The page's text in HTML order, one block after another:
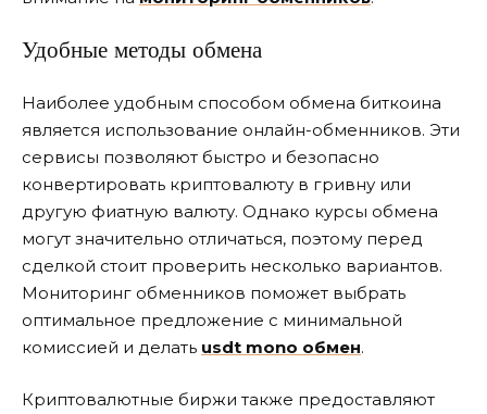
Удобные методы обмена
Наиболее удобным способом обмена биткоина
является использование онлайн-обменников. Эти
сервисы позволяют быстро и безопасно
конвертировать криптовалюту в гривну или
другую фиатную валюту. Однако курсы обмена
могут значительно отличаться, поэтому перед
сделкой стоит проверить несколько вариантов.
Мониторинг обменников поможет выбрать
оптимальное предложение с минимальной
комиссией и делать usdt mono обмен.
Криптовалютные биржи также предоставляют